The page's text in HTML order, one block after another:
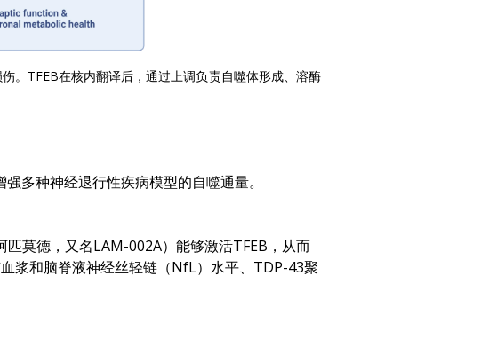
。TFEB在核内翻译后，通过上调负责自噬体形成、溶酶
多种神经退行性疾病模型的自噬通量。
莫德，又名LAM-002A）能够激活TFEB，从而
浆和脑脊液神经丝轻链（NfL）水平、TDP-43聚